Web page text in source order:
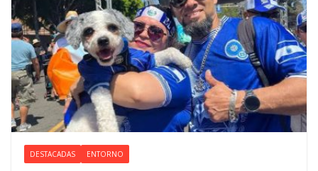
DESTACADAS ENTORNO